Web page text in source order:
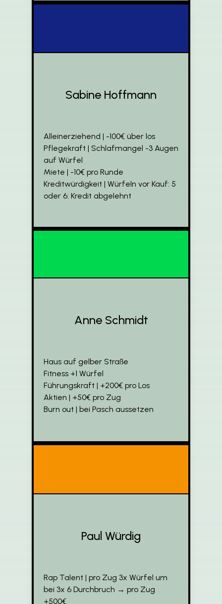
Sabine Hoffmann
Alleinerziehend | -100€ über los
Pflegekraft | Schlafmangel -3 Augen
auf Würfel
Miete | -10€ pro Runde
Kreditwürdigkeit | Würfeln vor Kauf: 5
oder 6: Kredit abgelehnt
Anne Schmidt
Haus auf gelber Straße
Fitness +1 Würfel
Führungskraft | +200€ pro Los
Aktien | +50€ pro Zug
Burn out | bei Pasch aussetzen
Paul Würdig
Rap Talent | pro Zug 3x Würfel um
bei 3x 6 Durchbruch → pro Zug
+500€